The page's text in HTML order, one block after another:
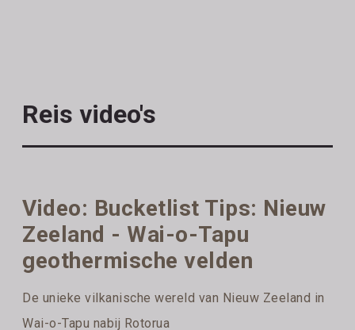
Reis video's
Video: Bucketlist Tips: Nieuw
Zeeland - Wai-o-Tapu
geothermische velden
De unieke vilkanische wereld van Nieuw Zeeland in
Wai-o-Tapu nabij Rotorua